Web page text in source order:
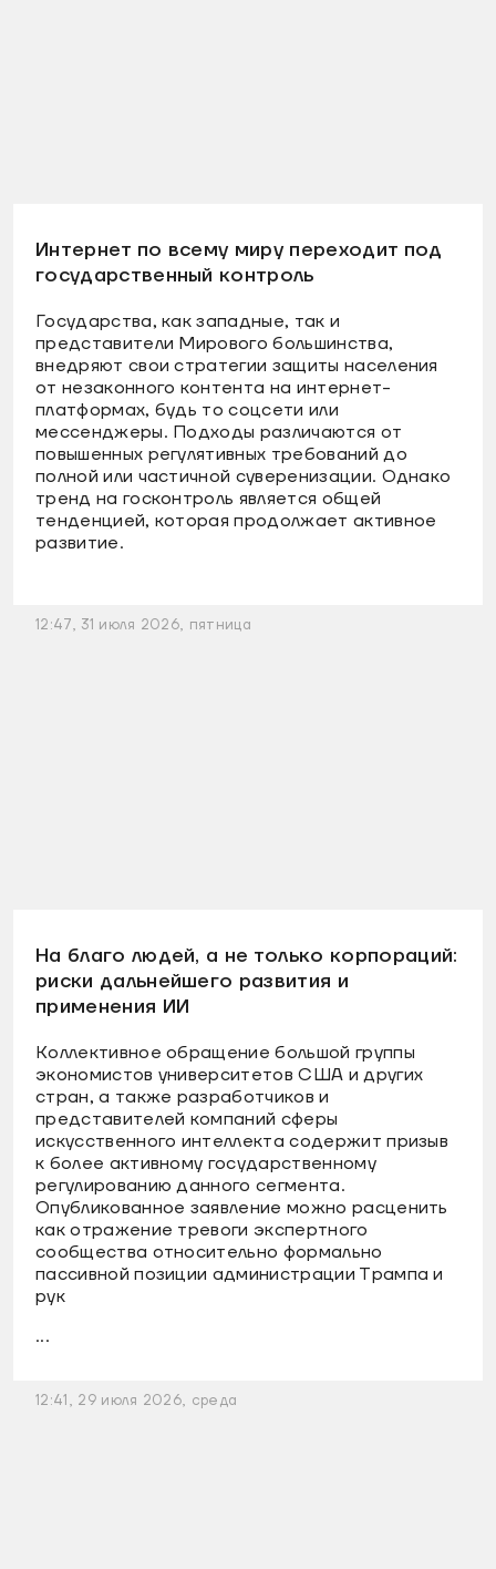
Интернет по всему миру переходит под
государственный контроль
Государства, как западные, так и
представители Мирового большинства,
внедряют свои стратегии защиты населения
от незаконного контента на интернет-
платформах, будь то соцсети или
мессенджеры. Подходы различаются от
повышенных регулятивных требований до
полной или частичной суверенизации. Однако
тренд на госконтроль является общей
тенденцией, которая продолжает активное
развитие.
12:47, 31 июля 2026, пятница
На благо людей, а не только корпораций:
риски дальнейшего развития и
применения ИИ
Коллективное обращение большой группы
экономистов университетов США и других
стран, а также разработчиков и
представителей компаний сферы
искусственного интеллекта содержит призыв
к более активному государственному
регулированию данного сегмента.
Опубликованное заявление можно расценить
как отражение тревоги экспертного
сообщества относительно формально
пассивной позиции администрации Трампа и
рук
...
12:41, 29 июля 2026, среда